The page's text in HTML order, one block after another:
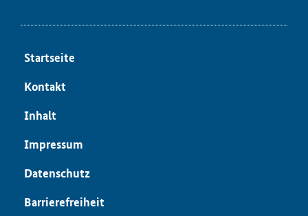
Startseite
Kontakt
Inhalt
Impressum
Datenschutz
Barrierefreiheit